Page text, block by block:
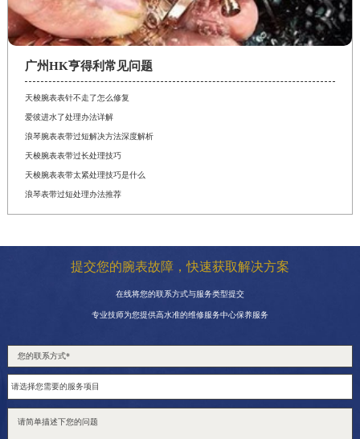
广州HK亨得利常见问题
天梭腕表表针不走了怎么修复
爱彼进水了处理办法详解
浪琴腕表表带过短解决方法深度解析
天梭腕表表带过长处理技巧
天梭腕表表带太紧处理技巧是什么
浪琴表带过短处理办法推荐
提交您的腕表故障，快速获取解决方案
在线将您的联系方式与服务类型提交
专业技师为您提供高水准的维修服务中心保养服务